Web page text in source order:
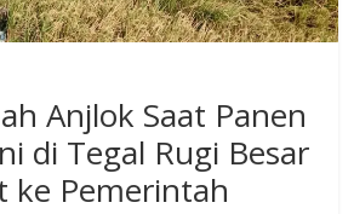
Anjlok Saat Panen
di Tegal Rugi Besar
ke Pemerintah